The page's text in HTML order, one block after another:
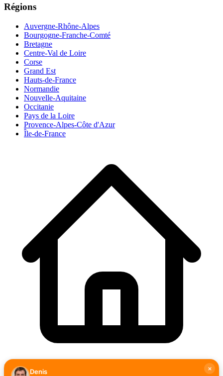
Régions
Auvergne-Rhône-Alpes
Bourgogne-Franche-Comté
Bretagne
Centre-Val de Loire
Corse
Grand Est
Hauts-de-France
Normandie
Nouvelle-Aquitaine
Occitanie
Pays de la Loire
Provence-Alpes-Côte d'Azur
Île-de-France
HexagoneDenis